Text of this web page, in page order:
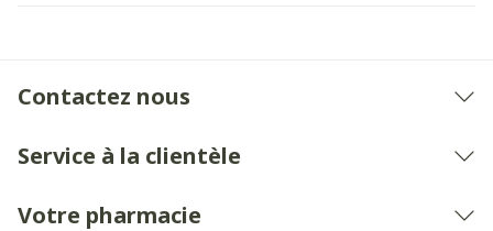
Contactez nous
Service à la clientèle
Votre pharmacie